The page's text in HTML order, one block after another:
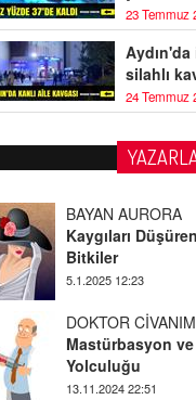
23 Temmuz
silahlı
24 Temmuz
BAYAN AURORA
Kaygıları
Bitkiler
5.1.2025 12:23
DOKTOR CİVANIM
Mastürbasyon
Yolculuğu
13.11.2024 22:51